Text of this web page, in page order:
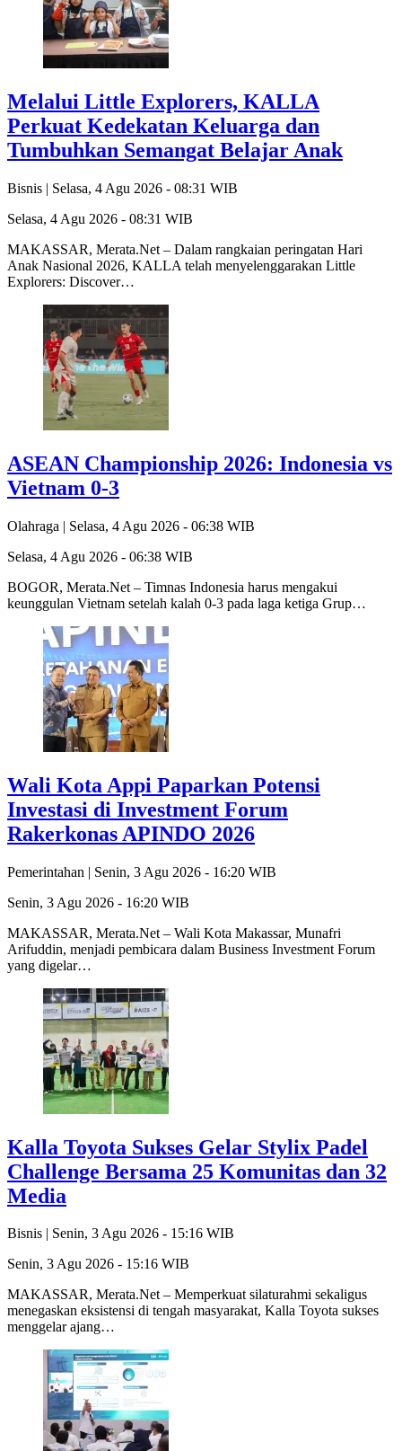
Melalui Little Explorers, KALLA
Perkuat Kedekatan Keluarga dan
Tumbuhkan Semangat Belajar Anak
Bisnis | Selasa, 4 Agu 2026 - 08:31 WIB
Selasa, 4 Agu 2026 - 08:31 WIB
MAKASSAR, Merata.Net – Dalam rangkaian peringatan Hari
Anak Nasional 2026, KALLA telah menyelenggarakan Little
Explorers: Discover…
ASEAN Championship 2026: Indonesia vs
Vietnam 0-3
Olahraga | Selasa, 4 Agu 2026 - 06:38 WIB
Selasa, 4 Agu 2026 - 06:38 WIB
BOGOR, Merata.Net – Timnas Indonesia harus mengakui
keunggulan Vietnam setelah kalah 0-3 pada laga ketiga Grup…
Wali Kota Appi Paparkan Potensi
Investasi di Investment Forum
Rakerkonas APINDO 2026
Pemerintahan | Senin, 3 Agu 2026 - 16:20 WIB
Senin, 3 Agu 2026 - 16:20 WIB
MAKASSAR, Merata.Net – Wali Kota Makassar, Munafri
Arifuddin, menjadi pembicara dalam Business Investment Forum
yang digelar…
Kalla Toyota Sukses Gelar Stylix Padel
Challenge Bersama 25 Komunitas dan 32
Media
Bisnis | Senin, 3 Agu 2026 - 15:16 WIB
Senin, 3 Agu 2026 - 15:16 WIB
MAKASSAR, Merata.Net – Memperkuat silaturahmi sekaligus
menegaskan eksistensi di tengah masyarakat, Kalla Toyota sukses
menggelar ajang…